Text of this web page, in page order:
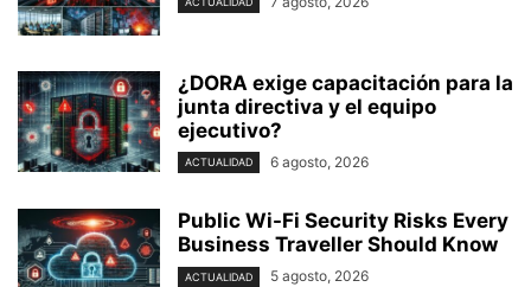
¿DORA exige capacitación para la
junta directiva y el equipo
ejecutivo?
ACTUALIDAD 6 agosto, 2026
Public Wi-Fi Security Risks Every
Business Traveller Should Know
ACTUALIDAD 5 agosto, 2026